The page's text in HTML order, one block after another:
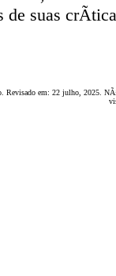
de suas
Revisado em: 22 julho, 2025 .